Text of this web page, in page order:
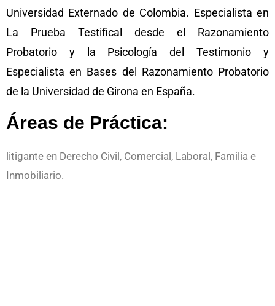
Universidad Externado de Colombia. Especialista en
La Prueba Testifical desde el Razonamiento
Probatorio y la Psicología del Testimonio y
Especialista en Bases del Razonamiento Probatorio
de la Universidad de Girona en España.
Áreas de Práctica:
litigante en Derecho Civil, Comercial, Laboral, Familia e
Inmobiliario.